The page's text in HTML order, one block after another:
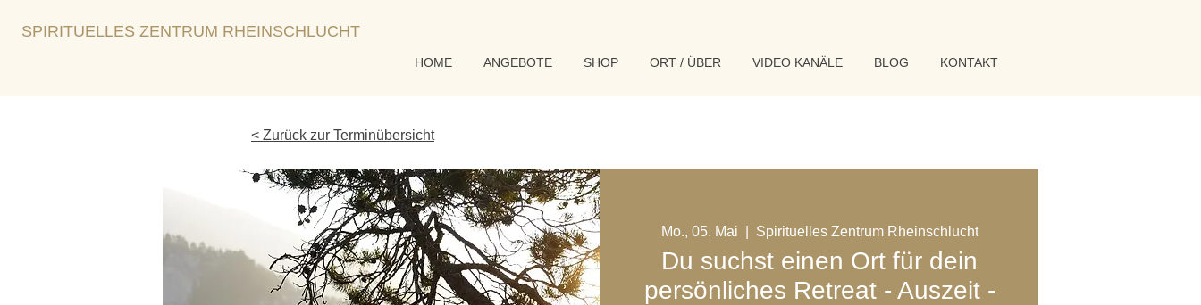
SPIRITUELLES ZENTRUM RHEINSCHLUCHT
HOME ANGEBOTE SHOP ORT / ÜBER VIDEO KANÄLE BLOG KONTAKT
< Zurück zur Terminübersicht
Mo., 05. Mai Spirituelles Zentrum Rheinschlucht
Du suchst einen Ort für dein
persönliches Retreat - Auszeit -